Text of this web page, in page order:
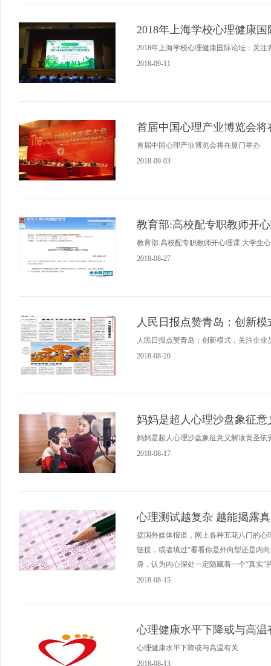
2018年上海学校心理健康
2018年上海学校心理健康国际论坛：关注
2018-09-11
首届中国心理产业博览会将
首届中国心理产业博览会将在厦门举办
2018-09-03
教育部:高校配专职教师开
教育部:高校配专职教师开心理课 大学生
2018-08-27
人民日报点赞青岛：创新
人民日报点赞青岛：创新模式，关注企业
2018-08-20
妈妈是超人心理沙盘象征
妈妈是超人心理沙盘象征意义解读黄圣依
2018-08-17
心理测试越复杂 越能揭露
据国外媒体报道，网上各种五花八门的心
链接，或者填过“看看你是外向型还是内
身，认为内心深处一定隐藏着一个“真实
2018-08-15
心理健康水平下降或与高温
心理健康水平下降或与高温有关
2018-08-13